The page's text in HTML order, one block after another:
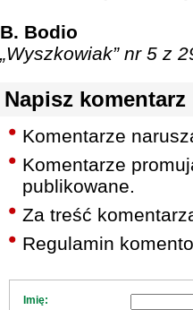
B. Bodio
„Wyszkowiak” nr 5 z
Napisz komentarz
Komentarze
Komentarze
publikowane.
Za treść
Regulamin
Imię: